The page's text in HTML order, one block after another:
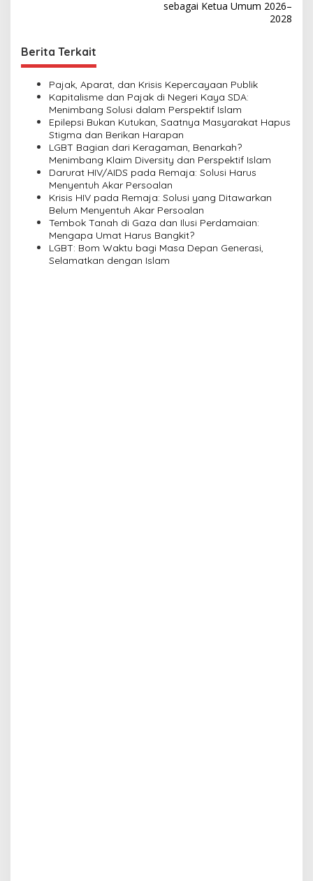
n
a
sebagai Ketua Umum 2026–
2028
Berita Terkait
Pajak, Aparat, dan Krisis Kepercayaan Publik
Kapitalisme dan Pajak di Negeri Kaya SDA:
Menimbang Solusi dalam Perspektif Islam
Epilepsi Bukan Kutukan, Saatnya Masyarakat Hapus
Stigma dan Berikan Harapan
LGBT Bagian dari Keragaman, Benarkah?
Menimbang Klaim Diversity dan Perspektif Islam
Darurat HIV/AIDS pada Remaja: Solusi Harus
Menyentuh Akar Persoalan
Krisis HIV pada Remaja: Solusi yang Ditawarkan
Belum Menyentuh Akar Persoalan
Tembok Tanah di Gaza dan Ilusi Perdamaian:
Mengapa Umat Harus Bangkit?
LGBT: Bom Waktu bagi Masa Depan Generasi,
Selamatkan dengan Islam